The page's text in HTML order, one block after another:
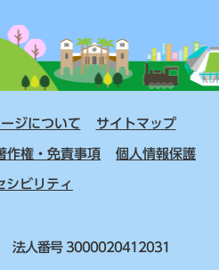
ジについて サイトマップ
作権・免責事項 個人情報保護
シビリティ
法人番号 3000020412031